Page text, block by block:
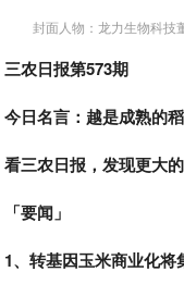
封面人物：龙力生物科技
三农日报第573期
今日名言：越是成熟的
看三农日报，发现更大的
「要闻」
1、转基因玉米商业化将